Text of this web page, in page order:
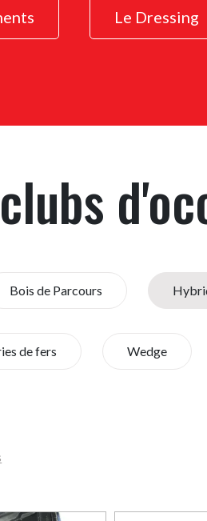
Le Dressing
Bois de Parcours
de fers Wedge